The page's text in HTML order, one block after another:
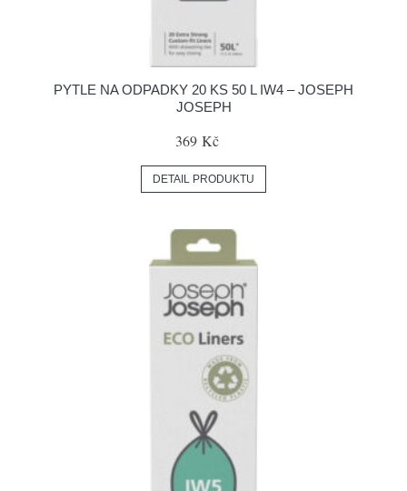
PYTLE NA ODPADKY 20 KS 50 L IW4 – JOSEPH
JOSEPH
369 Kč
DETAIL PRODUKTU